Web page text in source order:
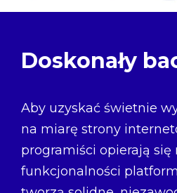
Doskonały
Aby uzyskać świetnie
na miarę strony
programiści opierają się
funkcjonalności